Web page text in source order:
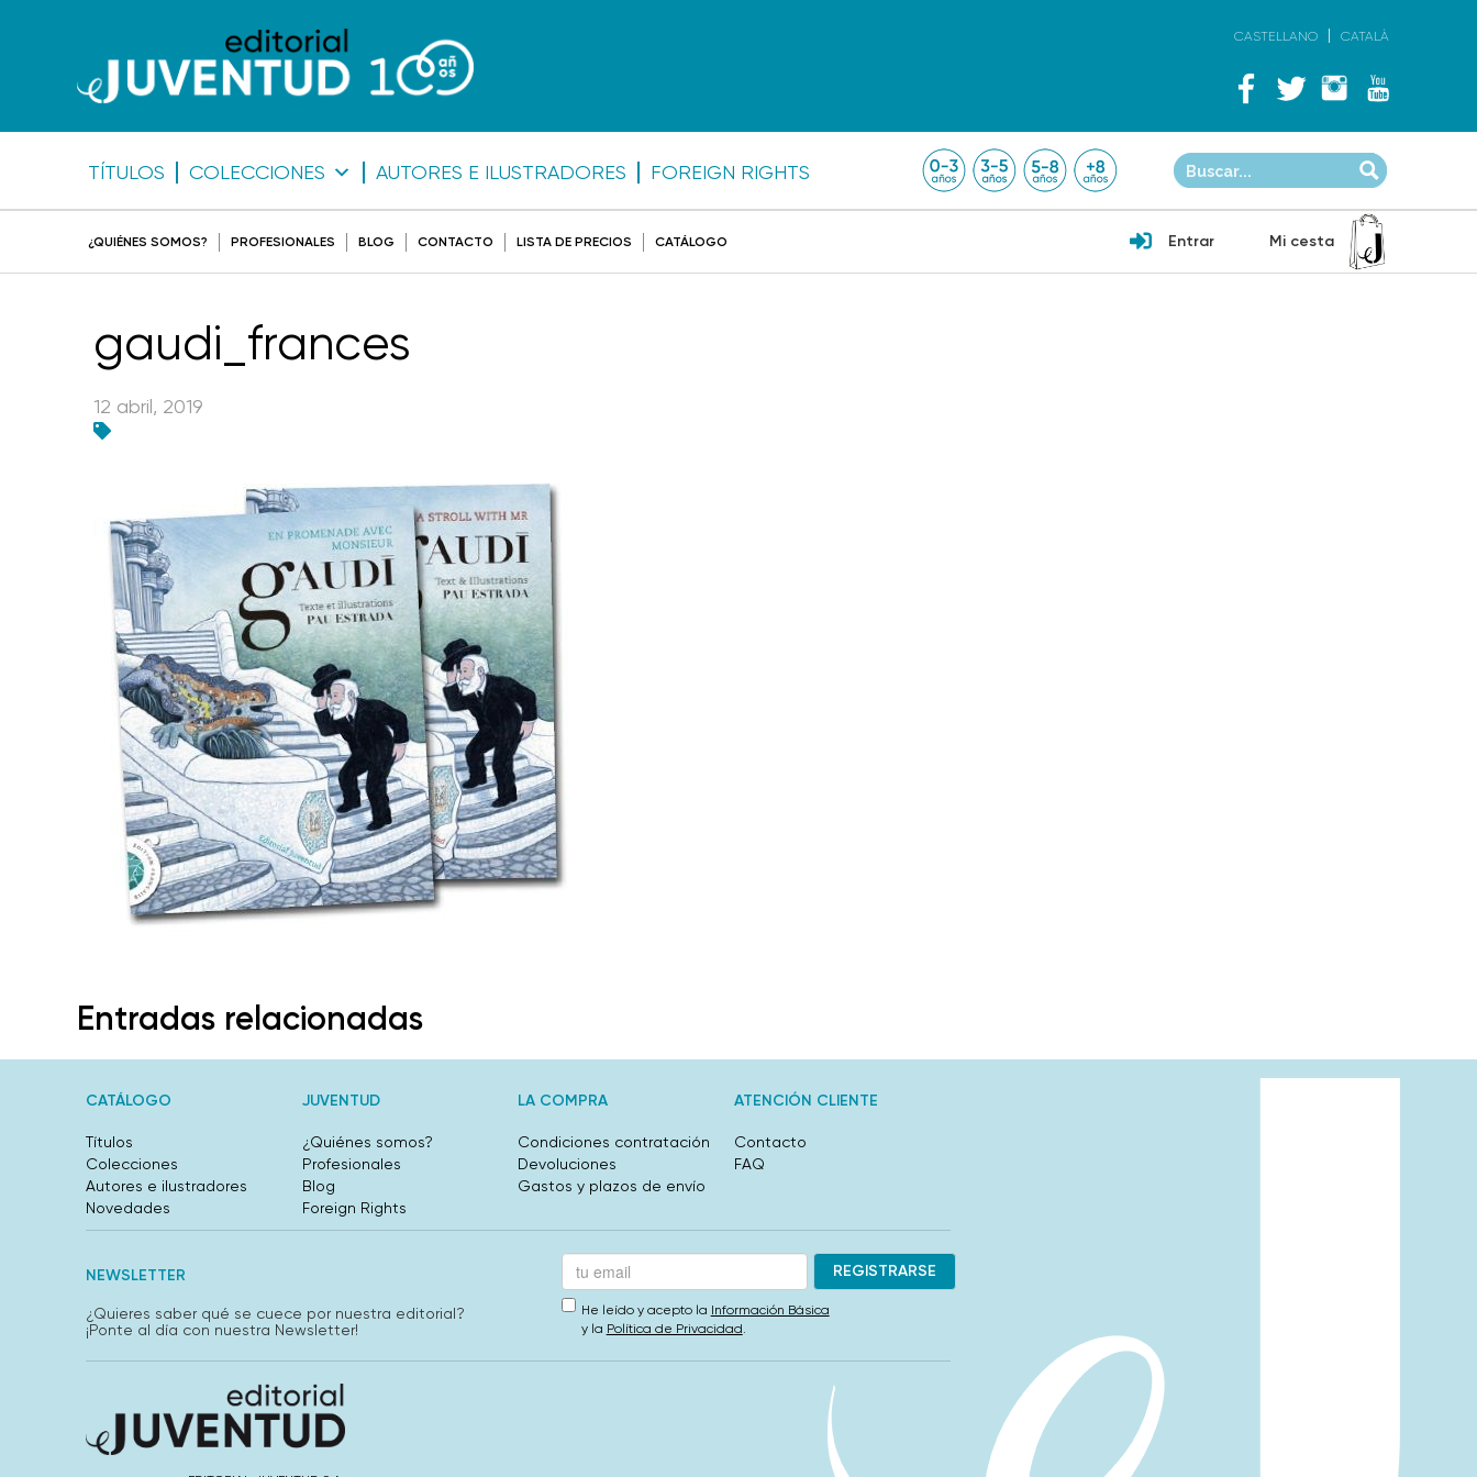
CASTELLANO CATALÀ
TÍTULOS COLECCIONES AUTORES E ILUSTRADORES FOREIGN RIGHTS
¿QUIÉNES SOMOS? PROFESIONALES BLOG CONTACTO LISTA DE PRECIOS CATÁLOGO Entrar Mi cesta
gaudi_frances
12 abril, 2019
Entradas relacionadas
CATÁLOGO
Títulos
Colecciones
Autores e ilustradores
Novedades
JUVENTUD
¿Quiénes somos?
Profesionales
Blog
Foreign Rights
LA COMPRA
Condiciones contratación
Devoluciones
Gastos y plazos de envío
ATENCIÓN CLIENTE
Contacto
FAQ
NEWSLETTER
¿Quieres saber qué se cuece por nuestra editorial?
¡Ponte al día con nuestra Newsletter!
He leído y acepto la Información Básica
y la Política de Privacidad.